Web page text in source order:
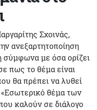
Σχοινάς,
ανεξαρτητοποίηση
σύμφωνα με όσα ορίζει
πως το θέμα είναι
θα πρέπει να λυθεί
θέμα των
καλούν σε διάλογο